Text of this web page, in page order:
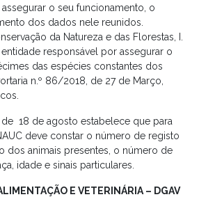
o seu funcionamento, o
dos dados nele reunidos.
da Natureza e das Florestas, I.
entidade responsável por assegurar o
das espécies constantes dos
n.º 86/2018, de 27 de Março,
de 18 de agosto estabelece que para
deve constar o número de registo
dos animais presentes, o número de
idade e sinais particulares.
E VETERINÁRIA – DGAV